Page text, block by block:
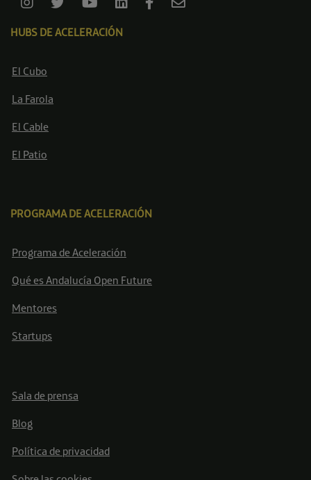
HUBS DE ACELERACIÓN
El Cubo
La Farola
El Cable
El Patio
PROGRAMA DE ACELERACIÓN
Programa de Aceleración
Qué es Andalucía Open Future
Mentores
Startups
Sala de prensa
Blog
Política de privacidad